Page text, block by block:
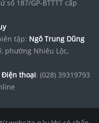
187/GP-BTTTT cấp
tập: Ngô Trung Dũng
phường Nhiêu Lộc,
Điện thoại: (028) 39319793